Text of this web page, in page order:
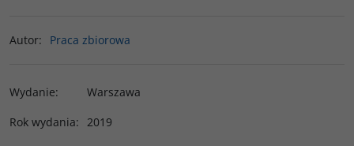
Autor: Praca zbiorowa
Wydanie:
Warszawa
Rok wydania: 2019